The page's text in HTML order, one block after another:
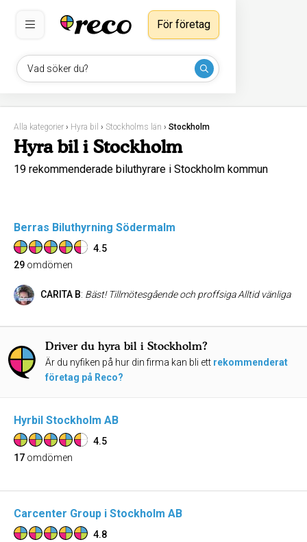
Vad söker du?
För företag
Alla kategorier › Hyra bil › Stockholms län › Stockholm
Hyra bil i Stockholm
19 rekommenderade biluthyrare i Stockholm kommun
Berras Biluthyrning Södermalm
4.5
29 omdömen
CARITA B: Bäst! Tillmötesgående och proffsiga Alltid vänliga
Driver du hyra bil i Stockholm?
Är du nyfiken på hur din firma kan bli ett rekommenderat
företag på Reco?
Hyrbil Stockholm AB
4.5
17 omdömen
Carcenter Group i Stockholm AB
4.8